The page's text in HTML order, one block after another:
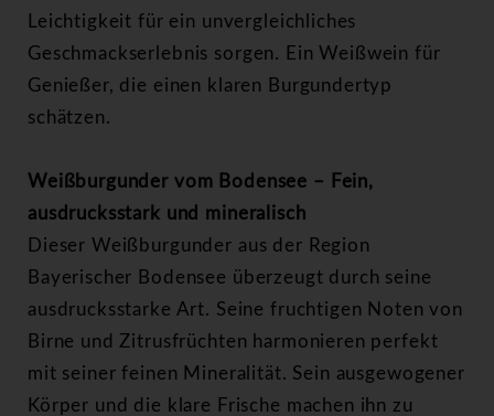
Leichtigkeit für ein unvergleichliches
Geschmackserlebnis sorgen. Ein Weißwein für
Genießer, die einen klaren Burgundertyp
schätzen.
Weißburgunder vom Bodensee – Fein,
ausdrucksstark und mineralisch
Dieser Weißburgunder aus der Region
Bayerischer Bodensee überzeugt durch seine
ausdrucksstarke Art. Seine fruchtigen Noten von
Birne und Zitrusfrüchten harmonieren perfekt
mit seiner feinen Mineralität. Sein ausgewogener
Körper und die klare Frische machen ihn zu